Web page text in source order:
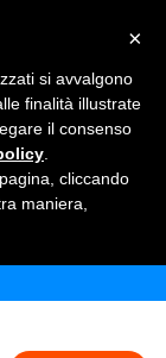
×
si avvalgono
finalità illustrate
il consenso
cliccando
maniera,